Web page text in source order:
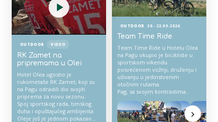
OUTDOOR 20.-22.09.2024.
Team Time Ride
Team Time Ride u Hotelu Olea
na Pagu okupio je bicikliste u
sportskom vikendu
posvećenom vožnji, druženju i
uživanju u jedinstvenim
otočnim rutama.
Pag, sa svojim kontrastima
cesta, još se jednom pokazao
kao idealna kulisa za
›
OUTDOOR VIDEO
RK Zamet na
pripremama u Olei
Hotel Olea ugostio je
rukometaše RK Zamet, koji su
na Pagu odradili dio svojih
priprema za novu sezonu.
Spoj sportskog rada, timskog
duha i opuštajućeg ambijenta
Oleje još je jednom pokazao